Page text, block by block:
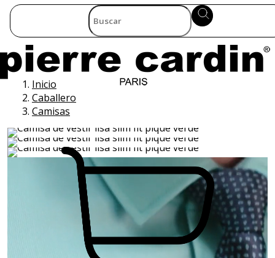
Inicio
Caballero
Camisas